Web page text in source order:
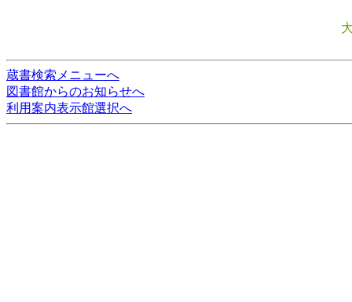
蔵書検索メニューへ
図書館からのお知らせへ
利用案内表示館選択へ